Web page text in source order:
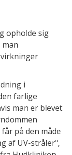
opholde sig
man
i
farlige
man er blevet
på den måde
af UV-stråler",